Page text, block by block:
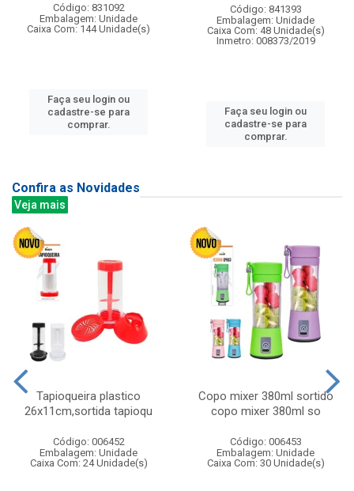
Código: 831092
Embalagem: Unidade
Caixa Com: 144 Unidade(s)
Faça seu login ou
cadastre-se para
comprar.
Código: 841393
Embalagem: Unidade
Caixa Com: 48 Unidade(s)
Inmetro: 008373/2019
Faça seu login ou
cadastre-se para
comprar.
Confira as Novidades
Veja mais
Tapioqueira plastico
26x11cm,sortida tapioqu
Código: 006452
Embalagem: Unidade
Caixa Com: 24 Unidade(s)
Copo mixer 380ml sortido
copo mixer 380ml so
Código: 006453
Embalagem: Unidade
Caixa Com: 30 Unidade(s)